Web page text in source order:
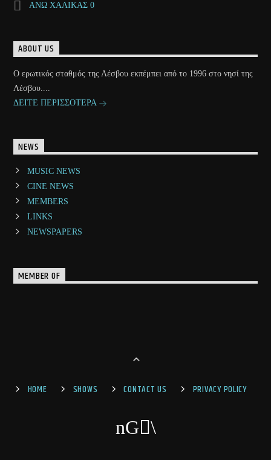
ΑΝΩ ΧΑΛΙΚΑΣ 0
ABOUT US
Ο ερωτικός σταθμός της Λέσβου εκπέμπει από το 1996 στο νησί της
Λέσβου....
ΔΕΙΤΕ ΠΕΡΙΣΣΟΤΕΡΑ
NEWS
MUSIC NEWS
CINE NEWS
MEMBERS
LINKS
NEWSPAPERS
MEMBER OF
HOME SHOWS CONTACT US PRIVACY POLICY